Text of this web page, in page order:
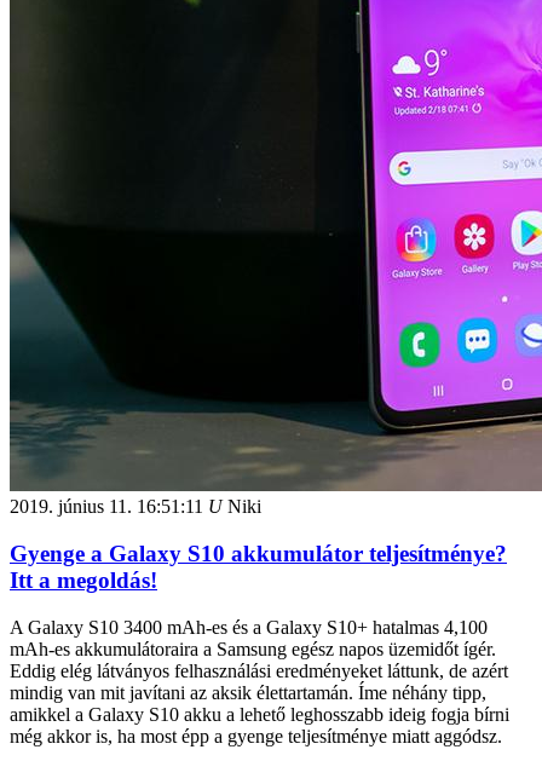
2019. június 11. 16:51:11 UNiki
Gyenge a Galaxy S10 akkumulátor teljesítménye?
Itt a megoldás!
A Galaxy S10 3400 mAh-es és a Galaxy S10+ hatalmas 4,100
mAh-es akkumulátoraira a Samsung egész napos üzemidőt ígér.
Eddig elég látványos felhasználási eredményeket láttunk, de azért
mindig van mit javítani az aksik élettartamán. Íme néhány tipp,
amikkel a Galaxy S10 akku a lehető leghosszabb ideig fogja bírni
még akkor is, ha most épp a gyenge teljesítménye miatt aggódsz.